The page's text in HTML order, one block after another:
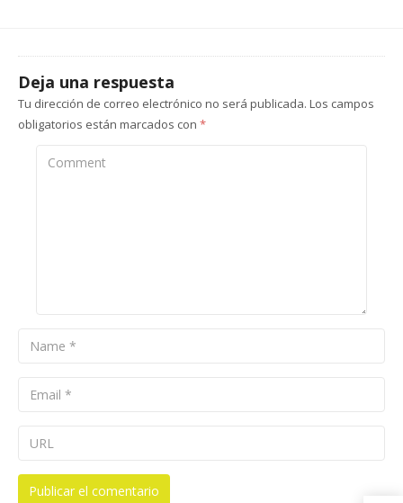
Deja una respuesta
Tu dirección de correo electrónico no será publicada. Los campos
obligatorios están marcados con *
Name
Email